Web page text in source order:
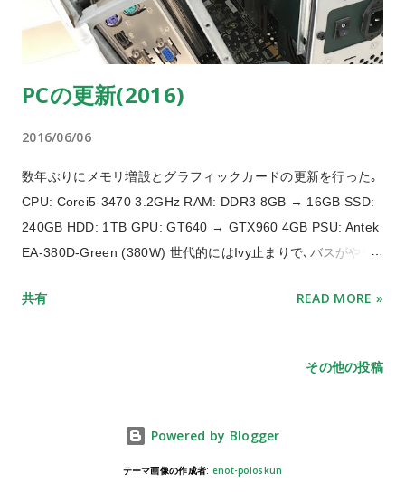
あとで､おなじみのログイン画面が出て来る｡ UNIXなので､Cコ
ンパイラまで搭載している｡ 実際にDhrystoneのベンチマーク
もサンプルに入っていて､ビルドして実行することができた｡
80MHzで Dhrystoneをビルドして実行した結果 binの中身
バイスドライバを掘り下げるのは又の機会ということで､カー
力だ｡ 最近では､LiteBSDというプロジェクトも出てきた｡
PCの更新(2016)
2016/06/06
数年ぶりにメモリ増設とグラフィックカードの更新を行った｡
CPU: Corei5-3470 3.2GHz RAM: DDR3 8GB → 16GB SSD:
240GB HDD: 1TB GPU: GT640 → GTX960 4GB PSU: Antek
EA-380D-Green (380W) 世代的にはIvy止まりで､バスがやや
リが足りなくなるので､グラフィックとともに増設した｡ ケー
mini-ITXで自作していたこともあり､その流れでACアダプタ電
更してもそのままにしてきた｡ GTX960は中古品で安価になっ
電源コネクタが必要なクラスとなる｡ 最低400Wの電源が推奨
共有 READ MORE »
その他の投稿
Powered by Blogger
テーマ画像の作成者: enot-poloskun